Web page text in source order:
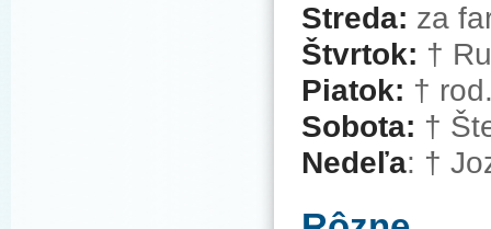
Streda: za
Štvrtok: †
Piatok: †
Sobota: †
Nedeľa: †